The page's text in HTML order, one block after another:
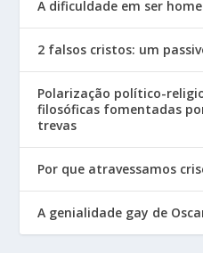
A dificuldade em ser
2 falsos cristos: um
Polarização político-
filosóficas fomentadas
trevas
Por que atravessamos
A genialidade gay de